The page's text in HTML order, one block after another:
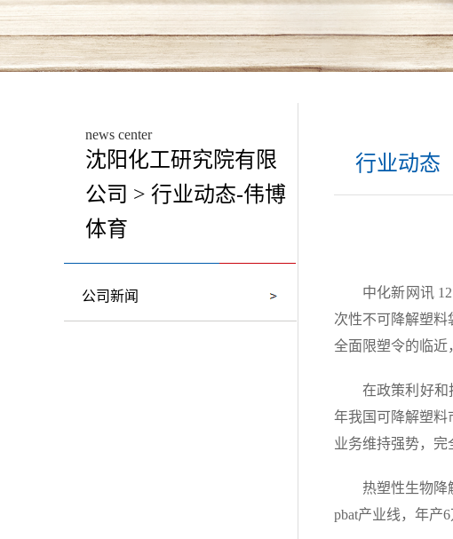
news center
沈阳化工研究院有限
公司 > 行业动态-伟博
体育
公司新闻
行业动态
中化新网讯
次性不可降解塑
全面限塑令的临近
在政策利好和
年我国可降解塑料
业务维持强势，完
热塑性生物降
pbat产业线，年产